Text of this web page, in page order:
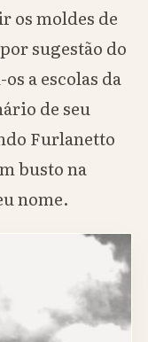
os moldes de
sugestão do
a escolas da
de seu
Furlanetto
busto na
nome.